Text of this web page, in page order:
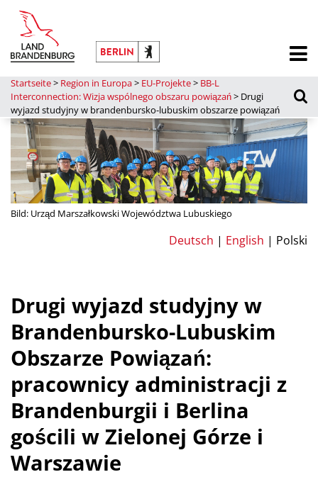
Startseite> Region in Europa> EU-Projekte> BB-L
Interconnection: Wizja wspólnego obszaru powiązań> Drugi
wyjazd studyjny w brandenbursko-lubuskim obszarze powiązań
Bild: Urząd Marszałkowski Województwa Lubuskiego
Deutsch | English | Polski
Drugi wyjazd studyjny w
Brandenbursko-Lubuskim
Obszarze Powiązań:
pracownicy administracji z
Brandenburgii i Berlina
gościli w Zielonej Górze i
Warszawie